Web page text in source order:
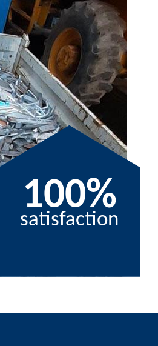
100%
satisfaction
Location
vos fers dans la ville de Saint Julien De
RG Location Benne. Dans la ville de
Benne s’adresse à tous types de
leurs fers (fonte, fer gris, fer ductile,
dispose de plusieurs bascules
rassurer que, nous achetons vos fers